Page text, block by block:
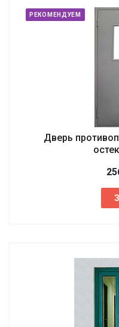
РЕКОМЕНДУЕМ
Дверь